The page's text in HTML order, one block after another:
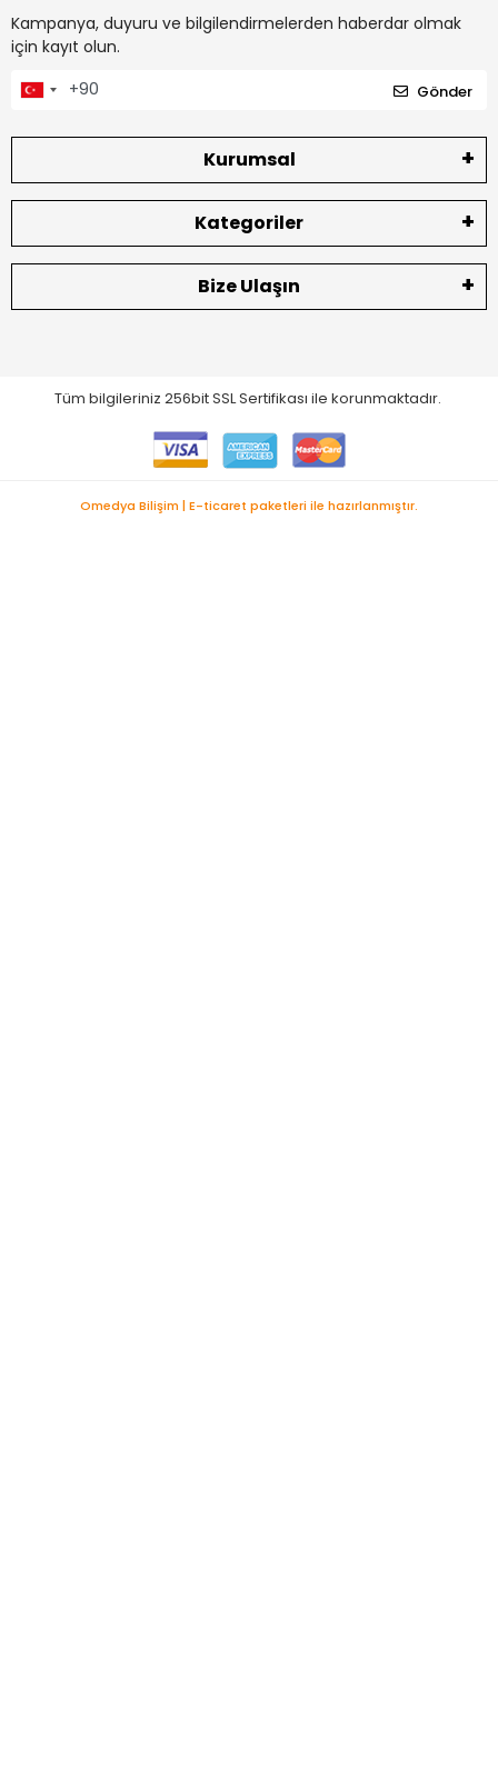
Kampanya, duyuru ve bilgilendirmelerden haberdar olmak
için kayıt olun.
Gönder
Kurumsal
Kategoriler
Bize Ulaşın
Tüm bilgileriniz 256bit SSL Sertifikası ile korunmaktadır.
Omedya Bilişim | E-ticaret paketleri ile hazırlanmıştır.